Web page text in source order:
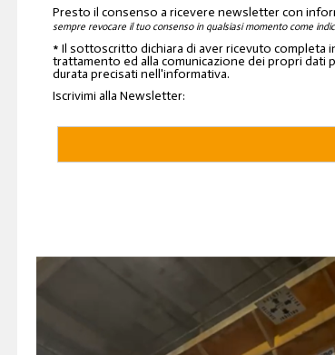
Presto il consenso a ricevere newsletter con
sempre revocare il tuo consenso in qualsiasi momento come
* Il sottoscritto dichiara di aver ricevuto completa
trattamento ed alla comunicazione dei propri dati
durata precisati nell'informativa.
Iscrivimi alla Newsletter: